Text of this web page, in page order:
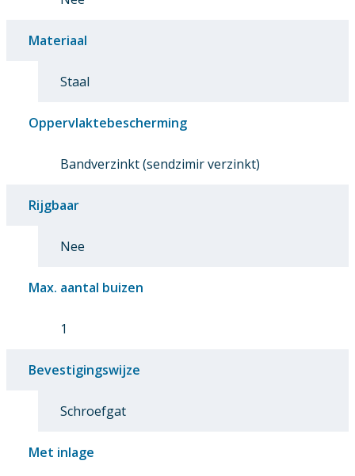
Materiaal
Staal
Oppervlaktebescherming
Bandverzinkt (sendzimir verzinkt)
Rijgbaar
Nee
Max. aantal buizen
1
Bevestigingswijze
Schroefgat
Met inlage